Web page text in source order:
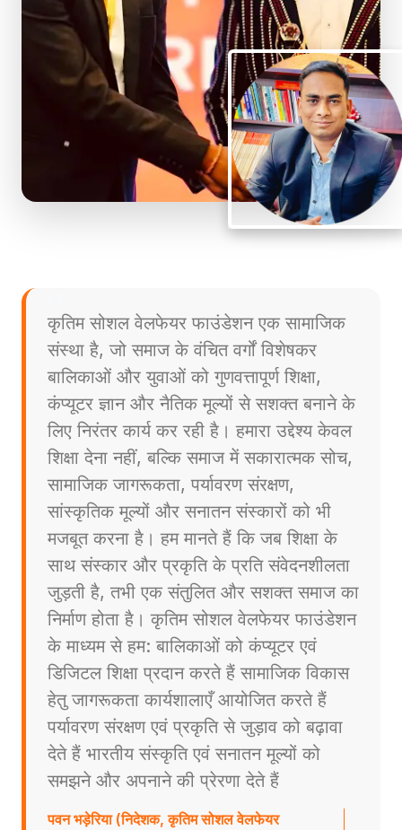
कृतिम सोशल वेलफेयर फाउंडेशन एक सामाजिक
संस्था है, जो समाज के वंचित वर्गों विशेषकर
बालिकाओं और युवाओं को गुणवत्तापूर्ण शिक्षा,
कंप्यूटर ज्ञान और नैतिक मूल्यों से सशक्त बनाने के
लिए निरंतर कार्य कर रही है। हमारा उद्देश्य केवल
शिक्षा देना नहीं, बल्कि समाज में सकारात्मक सोच,
सामाजिक जागरूकता, पर्यावरण संरक्षण,
सांस्कृतिक मूल्यों और सनातन संस्कारों को भी
मजबूत करना है। हम मानते हैं कि जब शिक्षा के
साथ संस्कार और प्रकृति के प्रति संवेदनशीलता
जुड़ती है, तभी एक संतुलित और सशक्त समाज का
निर्माण होता है। कृतिम सोशल वेलफेयर फाउंडेशन
के माध्यम से हम: बालिकाओं को कंप्यूटर एवं
डिजिटल शिक्षा प्रदान करते हैं सामाजिक विकास
हेतु जागरूकता कार्यशालाएँ आयोजित करते हैं
पर्यावरण संरक्षण एवं प्रकृति से जुड़ाव को बढ़ावा
देते हैं भारतीय संस्कृति एवं सनातन मूल्यों को
समझने और अपनाने की प्रेरणा देते हैं
पवन भड़ेरिया (निदेशक, कृतिम सोशल वेलफेयर